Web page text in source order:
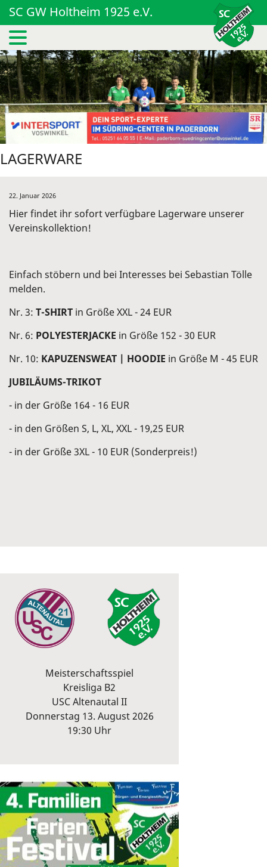
SC GW Holtheim 1925 e.V.
LAGERWARE
22. Januar 2026
Hier findet ihr sofort verfügbare Lagerware unserer
Vereinskollektion!
Einfach stöbern und bei Interesses bei Sebastian Tölle
melden.
Nr. 3: T-SHIRT in Größe XXL - 24 EUR
Nr. 6: POLYESTERJACKE in Größe 152 - 30 EUR
Nr. 10: KAPUZENSWEAT | HOODIE in Größe M - 45 EUR
JUBILÄUMS-TRIKOT
- in der Größe 164 - 16 EUR
- in den Größen S, L, XL, XXL - 19,25 EUR
- in der Größe 3XL - 10 EUR (Sonderpreis!)
Meisterschaftsspiel
Kreisliga B2
USC Altenautal II
Donnerstag 13. August 2026
19:30 Uhr